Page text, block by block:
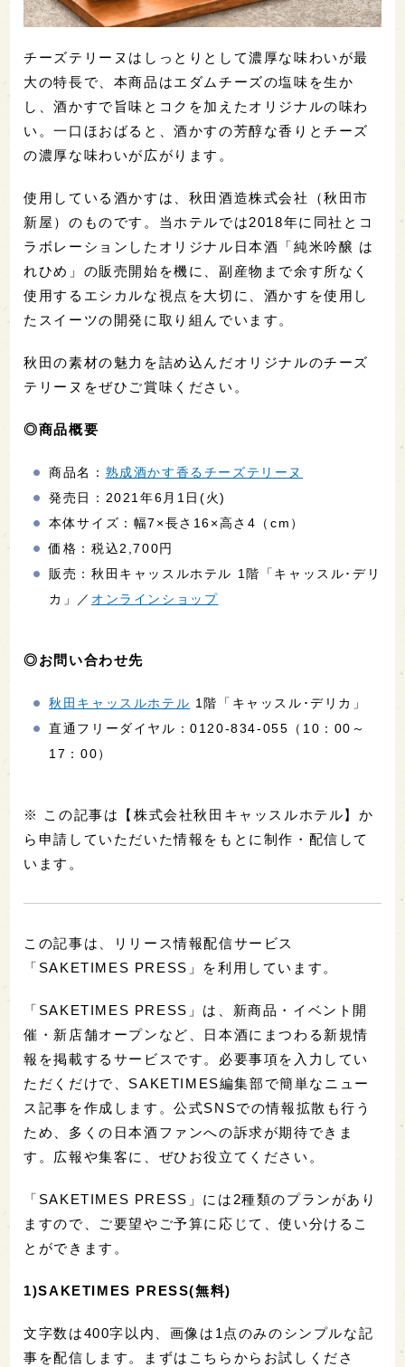
チーズテリーヌはしっとりとして濃厚な味わいが最
大の特長で、本商品はエダムチーズの塩味を生か
し、酒かすで旨味とコクを加えたオリジナルの味わ
い。一口ほおばると、酒かすの芳醇な香りとチーズ
の濃厚な味わいが広がります。
使用している酒かすは、秋田酒造株式会社（秋田市
新屋）のものです。当ホテルでは2018年に同社とコ
ラボレーションしたオリジナル日本酒「純米吟醸 は
れひめ」の販売開始を機に、副産物まで余す所なく
使用するエシカルな視点を大切に、酒かすを使用し
たスイーツの開発に取り組んでいます。
秋田の素材の魅力を詰め込んだオリジナルのチーズ
テリーヌをぜひご賞味ください。
◎商品概要
商品名： 熟成酒かす香るチーズテリーヌ
発売日：2021年6月1日(火)
本体サイズ：幅7×長さ16×高さ4（cm）
価格：税込2,700円
販売：秋田キャッスルホテル 1階「キャッスル･デリ
カ」／ オンラインショップ
◎お問い合わせ先
秋田キャッスルホテル 1階「キャッスル･デリカ」
直通フリーダイヤル：0120-834-055（10：00～
17：00）
※ この記事は【株式会社秋田キャッスルホテル】か
ら申請していただいた情報をもとに制作・配信して
います。
この記事は、リリース情報配信サービス
「SAKETIMES PRESS」を利用しています。
「SAKETIMES PRESS」は、新商品・イベント開
催・新店舗オープンなど、日本酒にまつわる新規情
報を掲載するサービスです。必要事項を入力してい
ただくだけで、SAKETIMES編集部で簡単なニュー
ス記事を作成します。公式SNSでの情報拡散も行う
ため、多くの日本酒ファンへの訴求が期待できま
す。広報や集客に、ぜひお役立てください。
「SAKETIMES PRESS」には2種類のプランがあり
ますので、ご要望やご予算に応じて、使い分けるこ
とができます。
1)SAKETIMES PRESS(無料)
文字数は400字以内、画像は1点のみのシンプルな記
事を配信します。まずはこちらからお試しくださ